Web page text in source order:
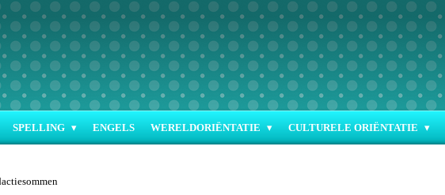
SPELLING ENGELS WERELDORIËNTATIE CULTURELE ORIËNTATIE